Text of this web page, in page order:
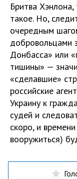
Бритва Хэнлона,
такое. Но,
очередным
добровольцами
Донбасса» или
тишины» —
«сделавшие»
российские
Украину к
судей и
скоро, и
вооружиться)